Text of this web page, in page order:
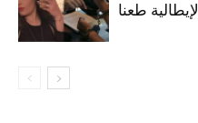
الإيطالية طعنا